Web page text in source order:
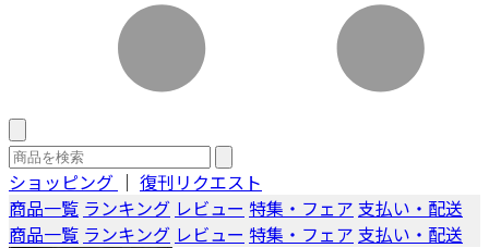
ショッピング ｜ 復刊リクエスト
商品一覧 ランキング レビュー 特集・フェア 支払い・配送
商品一覧 ランキング レビュー 特集・フェア 支払い・配送